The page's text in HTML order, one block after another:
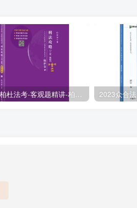
2022柏杜法考-客观题精讲-柏浪涛刑法攻略.pdf